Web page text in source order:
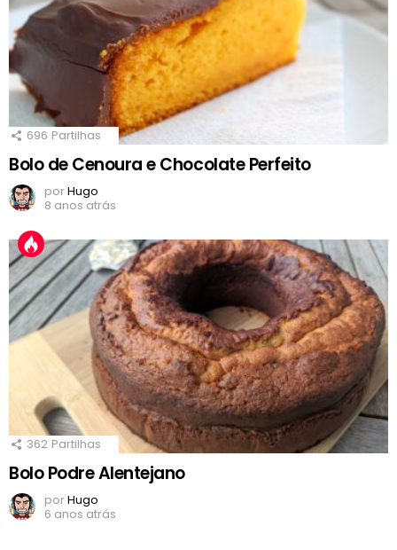
696 Partilhas
Bolo de Cenoura e Chocolate Perfeito
porHugo
8 anos atrás
362 Partilhas
Bolo Podre Alentejano
porHugo
6 anos atrás